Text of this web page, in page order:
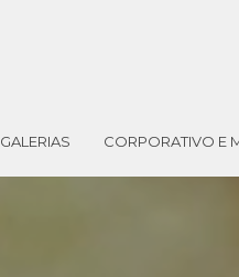
GALERIAS CORPORATIVO E